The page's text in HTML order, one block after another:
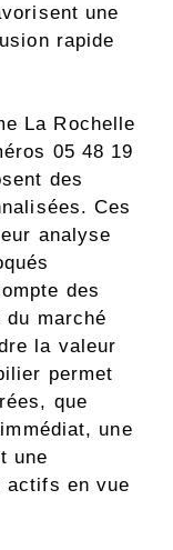
une
rapide
La Rochelle
05 48 19
des
Ces
analyse
des
du marché
la valeur
permet
que
une
une
actifs en vue